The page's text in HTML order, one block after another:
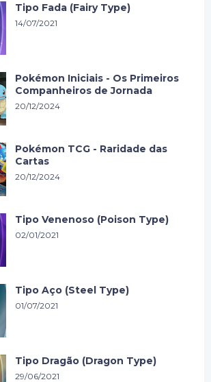
Tipo Fada (Fairy Type)
14/07/2021
Pokémon Iniciais - Os Primeiros
Companheiros de Jornada
20/12/2024
Pokémon TCG - Raridade das
Cartas
20/12/2024
Tipo Venenoso (Poison Type)
02/01/2021
Tipo Aço (Steel Type)
01/07/2021
Tipo Dragão (Dragon Type)
29/06/2021